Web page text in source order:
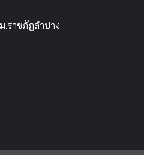
.ราชภัฏลำปาง